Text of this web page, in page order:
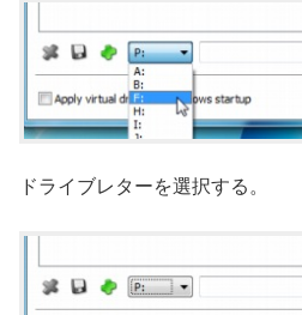
ドライブレターを選択する。